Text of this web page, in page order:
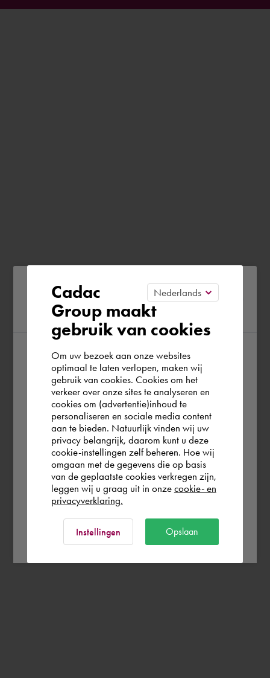
Please confirm your current
region
According to us you are situated in Rest of
the world. Please confirm in which country
you wish to shop.
Deutschland
Rest of the world
Cadac
Group maakt
gebruik van cookies
Om uw bezoek aan onze websites
optimaal te laten verlopen, maken wij
gebruik van cookies. Cookies om het
verkeer over onze sites te analyseren en
cookies om (advertentie)inhoud te
personaliseren en sociale media content
aan te bieden. Natuurlijk vinden wij uw
privacy belangrijk, daarom kunt u deze
cookie-instellingen zelf beheren. Hoe wij
omgaan met de gegevens die op basis
van de geplaatste cookies verkregen zijn,
leggen wij u graag uit in onze cookie- en
privacyverklaring.
Instellingen Opslaan